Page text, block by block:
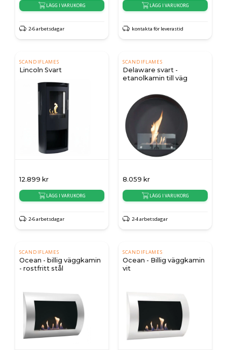
LÄGG I VARUKORG
2-6 arbetsdagar
LÄGG I VARUKORG
kontakta för leverastid
SCANDIFLAMES
Lincoln Svart
12.899 kr
LÄGG I VARUKORG
2-6 arbetsdagar
SCANDIFLAMES
Delaware svart -
etanolkamin till väg
8.059 kr
LÄGG I VARUKORG
2-4 arbetsdagar
SCANDIFLAMES
Ocean - billig väggkamin
- rostfritt stål
SCANDIFLAMES
Ocean - Billig väggkamin
vit